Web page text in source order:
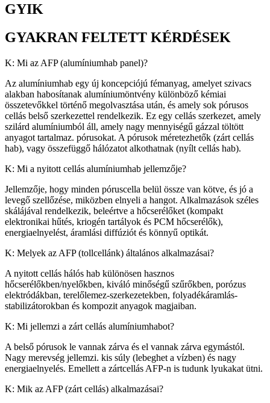
GYIK
GYAKRAN FELTETT KÉRDÉSEK
K: Mi az AFP (alumíniumhab panel)?
Az alumíniumhab egy új koncepciójú fémanyag, amelyet szivacs
alakban habosítanak alumíniumöntvény különböző kémiai
összetevőkkel történő megolvasztása után, és amely sok pórusos
cellás belső szerkezettel rendelkezik. Ez egy cellás szerkezet, amely
szilárd alumíniumból áll, amely nagy mennyiségű gázzal töltött
anyagot tartalmaz. pórusokat. A pórusok méretezhetők (zárt cellás
hab), vagy összefüggő hálózatot alkothatnak (nyílt cellás hab).
K: Mi a nyitott cellás alumíniumhab jellemzője?
Jellemzője, hogy minden póruscella belül össze van kötve, és jó a
levegő szellőzése, miközben elnyeli a hangot. Alkalmazások széles
skálájával rendelkezik, beleértve a hőcserélőket (kompakt
elektronikai hűtés, kriogén tartályok és PCM hőcserélők),
energiaelnyelést, áramlási diffúziót és könnyű optikát.
K: Melyek az AFP (tollcellánk) általános alkalmazásai?
A nyitott cellás hálós hab különösen hasznos
hőcserélőkben/nyelőkben, kiváló minőségű szűrőkben, porózus
elektródákban, terelőlemez-szerkezetekben, folyadékáramlás-
stabilizátorokban és kompozit anyagok magjaiban.
K: Mi jellemzi a zárt cellás alumíniumhabot?
A belső pórusok le vannak zárva és el vannak zárva egymástól.
Nagy merevség jellemzi. kis súly (lebeghet a vízben) és nagy
energiaelnyelés. Emellett a zártcellás AFP-n is tudunk lyukakat ütni.
K: Mik az AFP (zárt cellás) alkalmazásai?